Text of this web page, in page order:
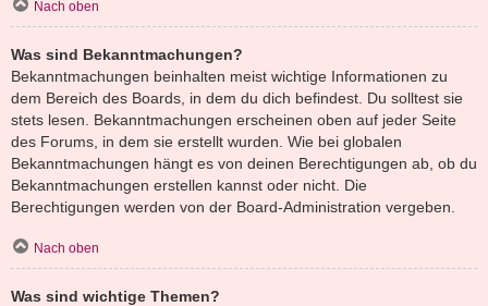
Nach oben
Was sind Bekanntmachungen?
Bekanntmachungen beinhalten meist wichtige Informationen zu
dem Bereich des Boards, in dem du dich befindest. Du solltest sie
stets lesen. Bekanntmachungen erscheinen oben auf jeder Seite
des Forums, in dem sie erstellt wurden. Wie bei globalen
Bekanntmachungen hängt es von deinen Berechtigungen ab, ob du
Bekanntmachungen erstellen kannst oder nicht. Die
Berechtigungen werden von der Board-Administration vergeben.
Nach oben
Was sind wichtige Themen?